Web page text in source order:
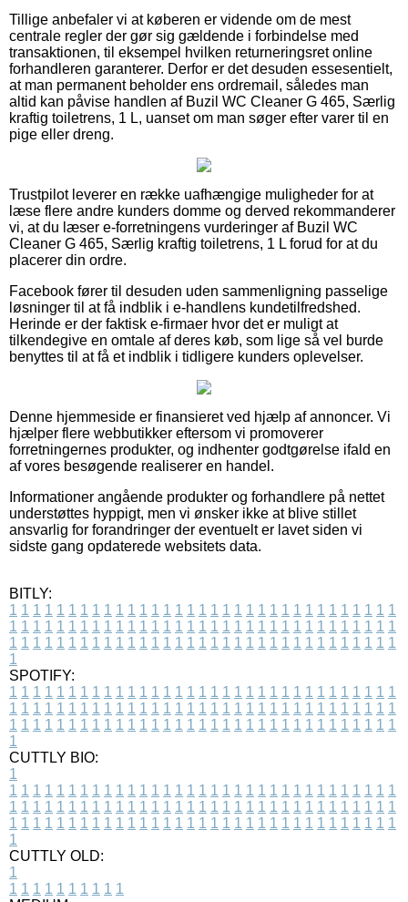
Tillige anbefaler vi at køberen er vidende om de mest
centrale regler der gør sig gældende i forbindelse med
transaktionen, til eksempel hvilken returneringsret online
forhandleren garanterer. Derfor er det desuden essesentielt,
at man permanent beholder ens ordremail, således man
altid kan påvise handlen af Buzil WC Cleaner G 465, Særlig
kraftig toiletrens, 1 L, uanset om man søger efter varer til en
pige eller dreng.
Trustpilot leverer en række uafhængige muligheder for at
læse flere andre kunders domme og derved rekommanderer
vi, at du læser e-forretningens vurderinger af Buzil WC
Cleaner G 465, Særlig kraftig toiletrens, 1 L forud for at du
placerer din ordre.
Facebook fører til desuden uden sammenligning passelige
løsninger til at få indblik i e-handlens kundetilfredshed.
Herinde er der faktisk e-firmaer hvor det er muligt at
tilkendegive en omtale af deres køb, som lige så vel burde
benyttes til at få et indblik i tidligere kunders oplevelser.
Denne hjemmeside er finansieret ved hjælp af annoncer. Vi
hjælper flere webbutikker eftersom vi promoverer
forretningernes produkter, og indhenter godtgørelse ifald en
af vores besøgende realiserer en handel.
Informationer angående produkter og forhandlere på nettet
understøttes hyppigt, men vi ønsker ikke at blive stillet
ansvarlig for forandringer der eventuelt er lavet siden vi
sidste gang opdaterede websitets data.
BITLY:
1 1 1 1 1 1 1 1 1 1 1 1 1 1 1 1 1 1 1 1 1 1 1 1 1 1 1 1 1 1 1 1 1
1 1 1 1 1 1 1 1 1 1 1 1 1 1 1 1 1 1 1 1 1 1 1 1 1 1 1 1 1 1 1 1 1
1 1 1 1 1 1 1 1 1 1 1 1 1 1 1 1 1 1 1 1 1 1 1 1 1 1 1 1 1 1 1 1 1
1
SPOTIFY:
1 1 1 1 1 1 1 1 1 1 1 1 1 1 1 1 1 1 1 1 1 1 1 1 1 1 1 1 1 1 1 1 1
1 1 1 1 1 1 1 1 1 1 1 1 1 1 1 1 1 1 1 1 1 1 1 1 1 1 1 1 1 1 1 1 1
1 1 1 1 1 1 1 1 1 1 1 1 1 1 1 1 1 1 1 1 1 1 1 1 1 1 1 1 1 1 1 1 1
1
CUTTLY BIO:
1
1 1 1 1 1 1 1 1 1 1 1 1 1 1 1 1 1 1 1 1 1 1 1 1 1 1 1 1 1 1 1 1 1
1 1 1 1 1 1 1 1 1 1 1 1 1 1 1 1 1 1 1 1 1 1 1 1 1 1 1 1 1 1 1 1 1
1 1 1 1 1 1 1 1 1 1 1 1 1 1 1 1 1 1 1 1 1 1 1 1 1 1 1 1 1 1 1 1 1
1
CUTTLY OLD:
1
1 1 1 1 1 1 1 1 1 1